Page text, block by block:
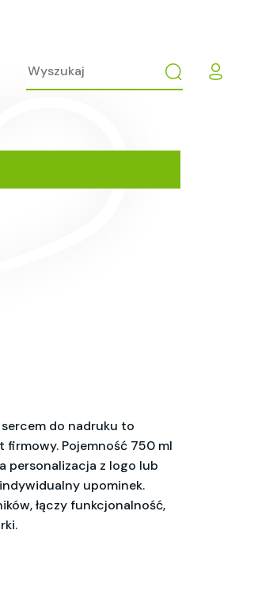
sercem do nadruku to
Pojemność 750 ml
personalizacja z logo lub
upominek.
łączy funkcjonalność,